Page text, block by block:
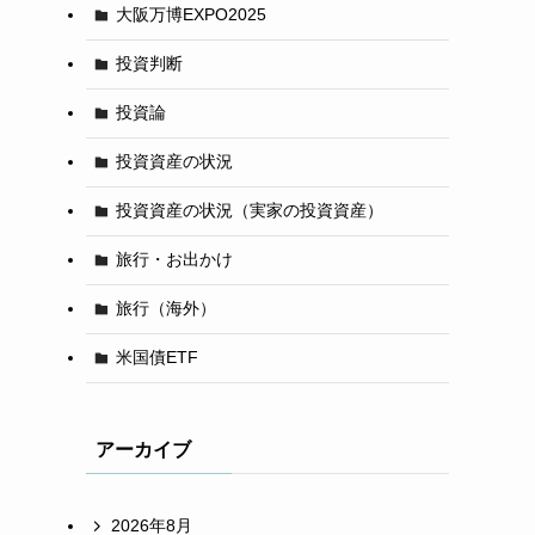
大阪万博EXPO2025
投資判断
投資論
投資資産の状況
投資資産の状況（実家の投資資産）
旅行・お出かけ
旅行（海外）
米国債ETF
アーカイブ
2026年8月